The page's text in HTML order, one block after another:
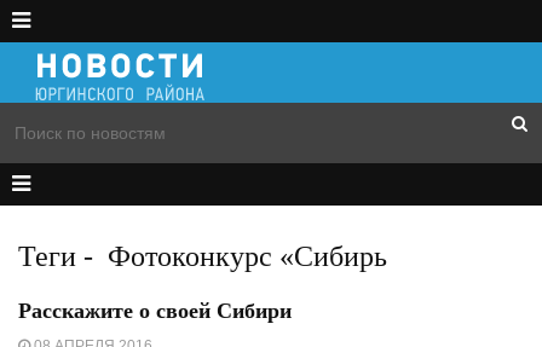
Теги - Фотоконкурс «Сибирь
Расскажите о своей Сибири